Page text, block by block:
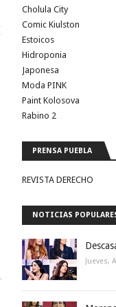
en los que aparece en
pena, ya que
través del servicio y la
Cholula City
Comic Kiulston
Estoicos
Hidroponia
Japonesa
Moda PINK
Paint Kolosova
Rabino 2
PRENSA PUEBLA
REVISTA DERECHO
NOTICIAS
Jueves,